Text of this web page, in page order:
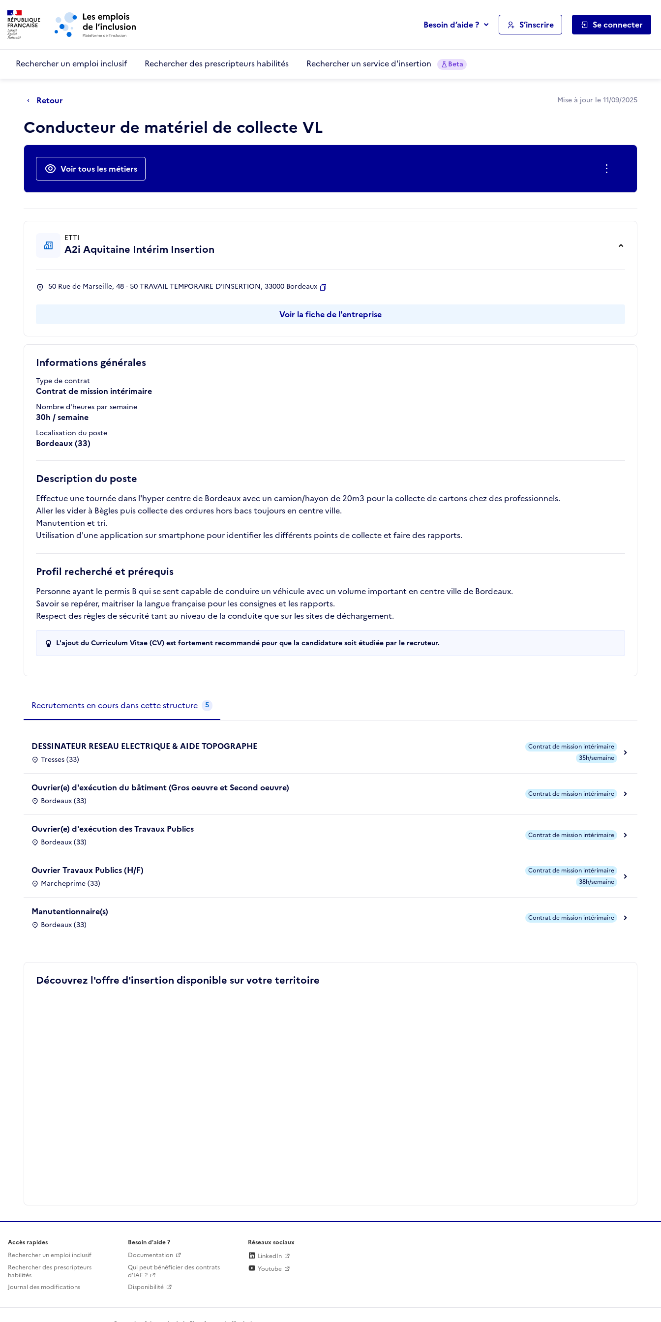
Aller au menu principal
Besoin d’aide ? S’inscrire Se connecter
Rechercher un emploi inclusif Rechercher des prescripteurs habilités Rechercher un service d'insertion Beta
Retour Mise à jour le 11/09/2025
Conducteur de matériel de collecte VL
Actions rapides
Voir tous les métiers
Informations générales
Type de contrat
Contrat de mission intérimaire
Nombre d'heures par semaine
30h / semaine
Localisation du poste
Bordeaux (33)
Description du poste
Effectue une tournée dans l'hyper centre de Bordeaux avec un camion/hayon de 20m3 pour la collecte de cartons chez des professionnels.
Aller les vider à Bègles puis collecte des ordures hors bacs toujours en centre ville.
Manutention et tri.
Utilisation d'une application sur smartphone pour identifier les différents points de collecte et faire des rapports.
Profil recherché et prérequis
Personne ayant le permis B qui se sent capable de conduire un véhicule avec un volume important en centre ville de Bordeaux.
Savoir se repérer, maitriser la langue française pour les consignes et les rapports.
Respect des règles de sécurité tant au niveau de la conduite que sur les sites de déchargement.
L'ajout du Curriculum Vitae (CV) est fortement recommandé pour que la candidature soit étudiée par le recruteur.
ETTI
A2i Aquitaine Intérim Insertion
50 Rue de Marseille, 48 - 50 TRAVAIL TEMPORAIRE D'INSERTION, 33000 Bordeaux
Voir la fiche de l'entreprise
Recrutements de la structure
Recrutements en cours dans cette structure 5
DESSINATEUR RESEAU ELECTRIQUE & AIDE TOPOGRAPHE
Tresses (33)
Contrat de mission intérimaire
35h/semaine
Ouvrier(e) d'exécution du bâtiment (Gros oeuvre et Second oeuvre)
Bordeaux (33)
Contrat de mission intérimaire
Ouvrier(e) d'exécution des Travaux Publics
Bordeaux (33)
Contrat de mission intérimaire
Ouvrier Travaux Publics (H/F)
Marcheprime (33)
Contrat de mission intérimaire
38h/semaine
Manutentionnaire(s)
Bordeaux (33)
Contrat de mission intérimaire
Découvrez l'offre d'insertion disponible sur votre territoire
Accès rapides
Rechercher un emploi inclusif
Rechercher des prescripteurs
habilités
Journal des modifications
Besoin d'aide ?
Documentation
Qui peut bénéficier des contrats
d'IAE ?
Disponibilité
Réseaux sociaux
LinkedIn
Youtube